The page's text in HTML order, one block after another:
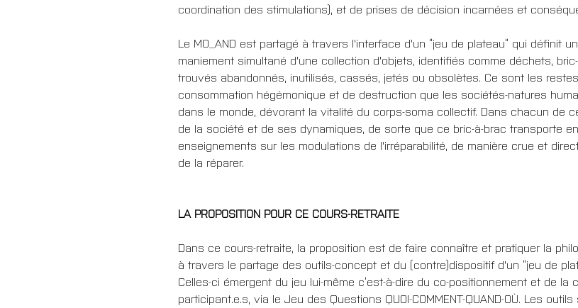
coordination des stimulations), et de prises de décision incarnées et
Le MO_AND est partagé à travers l'interface d'un “jeu de plateau” qui définit
maniement simultané d'une collection d'objets, identifiés comme déchets,
trouvés abandonnés, inutilisés, cassés, jetés ou obsolètes. Ce sont les
consommation hégémonique et de destruction que les sociétés-natures
dans le monde, dévorant la vitalité du corps-soma collectif. Dans chacun de
de la société et de ses dynamiques, de sorte que ce bric-à-brac transporte
enseignements sur les modulations de l'irréparabilité, de manière crue et
de la réparer.
LA PROPOSITION POUR CE COURS-RETRAITE
Dans ce cours-retraite, la proposition est de faire connaître et pratiquer la
à travers le partage des outils-concept et du (contre)dispositif d'un “jeu de
Celles-ci émergent du jeu lui-même c’est-à-dire du co-positionnement et de la
participant.e.s, via le Jeu des Questions QUOI-COMMENT-QUAND-OÙ. Les